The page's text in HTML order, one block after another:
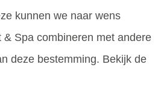
kunnen we naar wens
Spa combineren met andere
deze bestemming. Bekijk de